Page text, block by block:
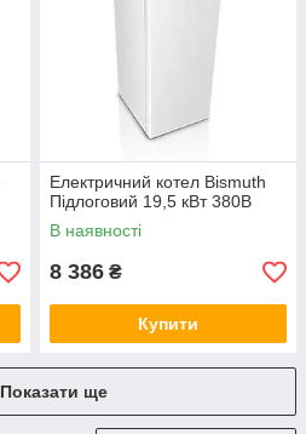
Електричний котел Bismuth
Підлоговий 19,5 кВт 380В
В наявності
8 386 ₴
Купити
Показати ще